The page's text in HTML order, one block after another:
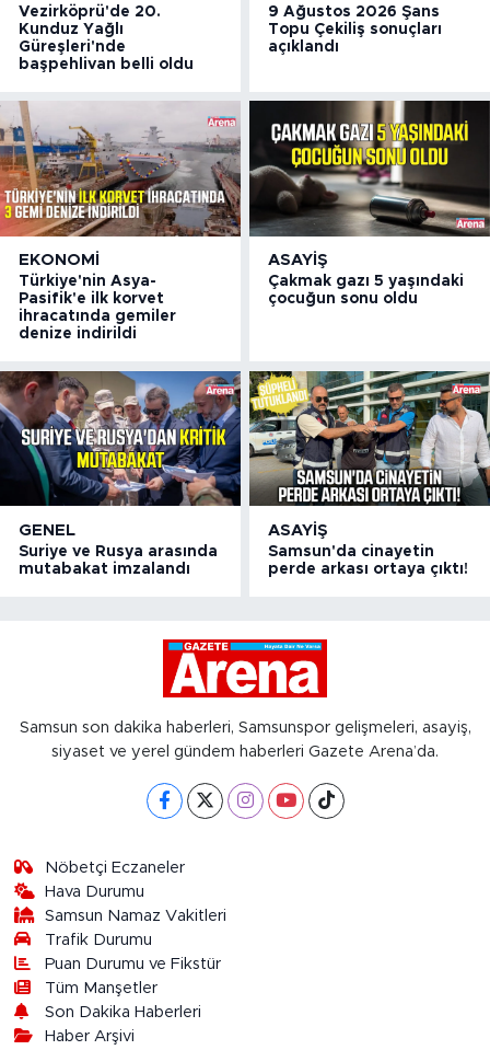
Vezirköprü'de 20.
Kunduz Yağlı
Güreşleri'nde
başpehlivan belli oldu
9 Ağustos 2026 Şans
Topu Çekiliş sonuçları
açıklandı
EKONOMI
Türkiye'nin Asya-
Pasifik'e ilk korvet
ihracatında gemiler
denize indirildi
ASAYIŞ
Çakmak gazı 5 yaşındaki
çocuğun sonu oldu
GENEL
Suriye ve Rusya arasında
mutabakat imzalandı
ASAYIŞ
Samsun'da cinayetin
perde arkası ortaya çıktı!
Samsun son dakika haberleri, Samsunspor gelişmeleri, asayiş,
siyaset ve yerel gündem haberleri Gazete Arena’da.
Nöbetçi Eczaneler
Hava Durumu
Samsun Namaz Vakitleri
Trafik Durumu
Puan Durumu ve Fikstür
Tüm Manşetler
Son Dakika Haberleri
Haber Arşivi